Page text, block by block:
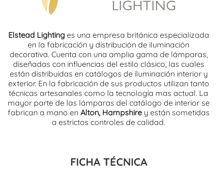
Elstead Lighting es una empresa británica especializada
en la fabricación y distribución de iluminación
decorativa. Cuenta con una amplia gama de lámparas,
diseñadas con influencias del estilo clásico, las cuales
están distribuidas en catálogos de iluminación interior y
exterior. En la fabricación de sus productos utilizan tanto
técnicas artesanales como la tecnología mas actual. La
mayor parte de las lámparas del catálogo de interior se
fabrican a mano en Alton, Hampshirey están sometidas
a estrictos controles de calidad.
FICHA TÉCNICA